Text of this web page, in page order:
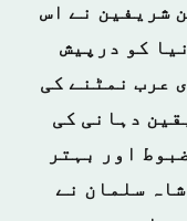
شریفین نے اس
کو درپیش
عرب نمٹنے کی
دہانی کی
اور بہتر
سلمان نے